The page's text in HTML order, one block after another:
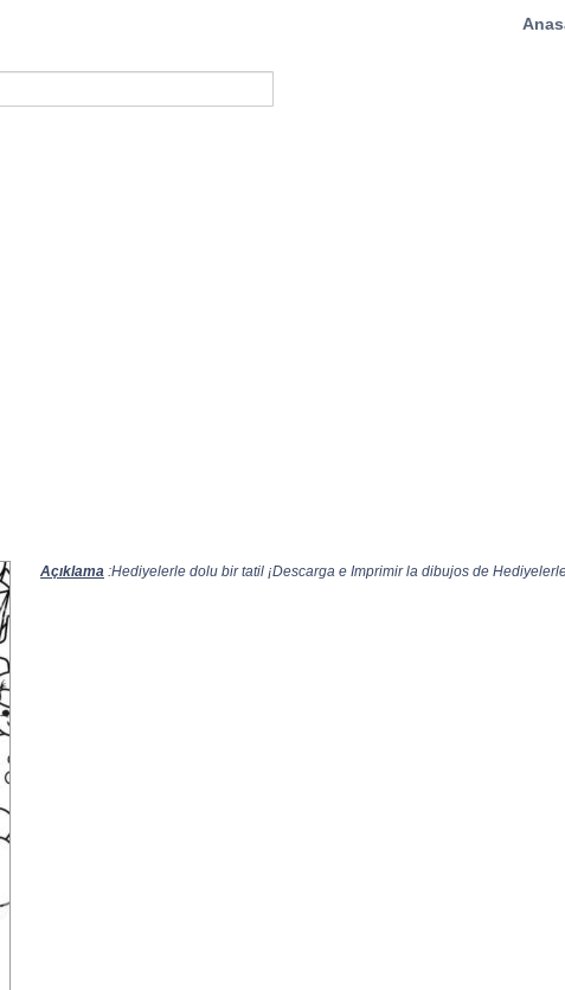
Açıklama :Hediyelerle dolu bir tatil ¡Descarga e Imprimir la dibujos de